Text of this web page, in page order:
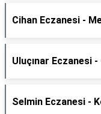
Cihan Eczanesi -
Uluçınar Eczanesi
Selmin Eczanesi -